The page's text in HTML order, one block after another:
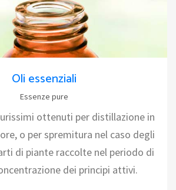
Oli essenziali
Essenze pure
ottenuti per distillazione in
o per spremitura nel caso degli
di piante raccolte nel periodo di
dei principi attivi.